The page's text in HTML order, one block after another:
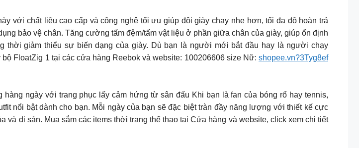
với chất liệu cao cấp và công nghệ tối ưu giúp đôi giày chạy nhẹ hơn, tối đa độ hoàn trả
bảo vệ chân. Tăng cường tấm đệm/tấm vật liệu ở phần giữa chân của giày, giúp ổn định
giảm thiểu sự biến dạng của giày. Dù bạn là người mới bắt đầu hay là người chạy
FloatZig 1 tại các cửa hàng Reebok và website: 100206606 size Nữ: shopee.vn?3Tyg8ef
ngày với trang phục lấy cảm hứng từ sân đấu Khi bạn là fan của bóng rổ hay tennis,
nổi bật dành cho bạn. Mỗi ngày của bạn sẽ đặc biệt tràn đầy năng lượng với thiết kế cực
và di sản. Mua sắm các items thời trang thể thao tại Cửa hàng và website, click xem chi tiết